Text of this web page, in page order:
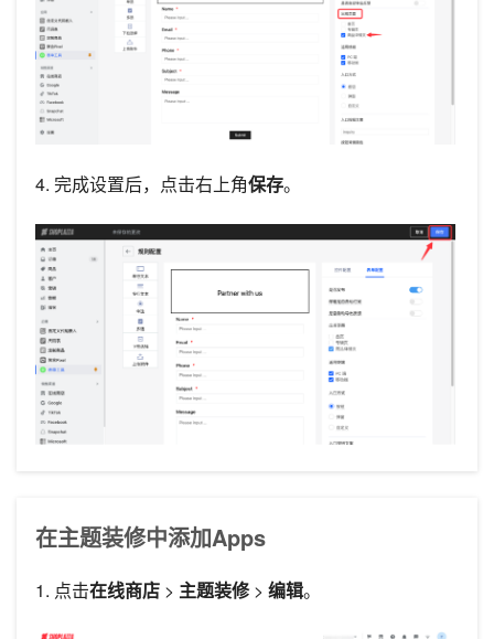
4. 完成设置后，点击右上角保存。
在主题装修中添加Apps
1. 点击在线商店 > 主题装修> 编辑。